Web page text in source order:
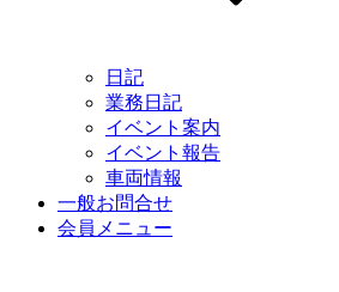
日記
業務日記
イベント案内
イベント報告
車両情報
一般お問合せ
会員メニュー